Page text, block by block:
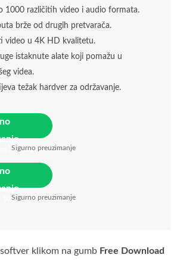
1000 različitih video i audio formata.
brže od drugih pretvarača.
video u 4K HD kvalitetu.
istaknute alate koji pomažu u
videa.
težak hardver za održavanje.
7 ili noviji
Sigurno preuzimanje
10.7 ili noviji
Sigurno preuzimanje
klikom na gumb Free Download